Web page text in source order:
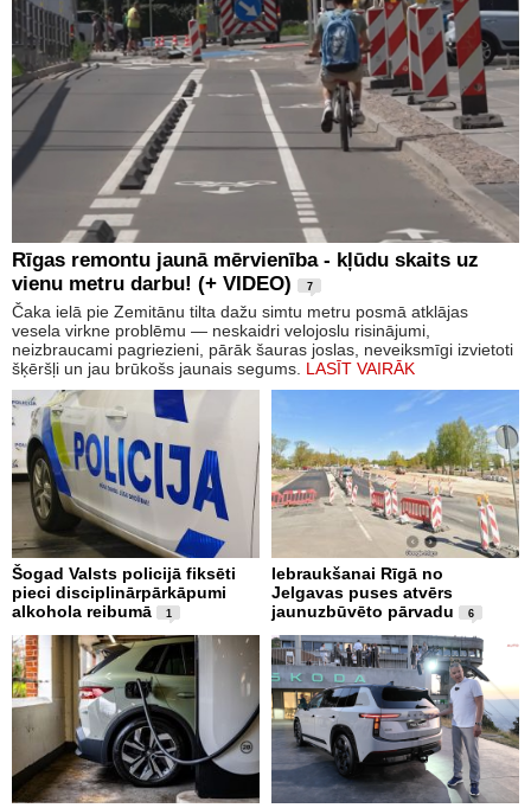
Rīgas remontu jaunā mērvienība - kļūdu skaits uz
vienu metru darbu! (+ VIDEO)
7
Čaka ielā pie Zemitānu tilta dažu simtu metru posmā atklājas
vesela virkne problēmu — neskaidri velojoslu risinājumi,
neizbraucami pagriezieni, pārāk šauras joslas, neveiksmīgi izvietoti
šķēršļi un jau brūkošs jaunais segums. LASĪT VAIRĀK
Šogad Valsts policijā fiksēti
pieci disciplinārpārkāpumi
alkohola reibumā
1
Iebraukšanai Rīgā no
Jelgavas puses atvērs
jaunuzbūvēto pārvadu
6